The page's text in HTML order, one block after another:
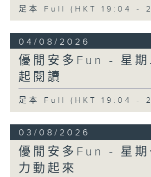
足本 Full (HKT 19:04 -
04/08/2026
優閒安多Fun - 星
起閱讀
足本 Full (HKT 19:04 -
03/08/2026
優閒安多Fun - 星
力動起來